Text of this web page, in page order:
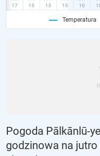
Temperatura
Pogoda Pālkānlū-
godzinowa na jutro